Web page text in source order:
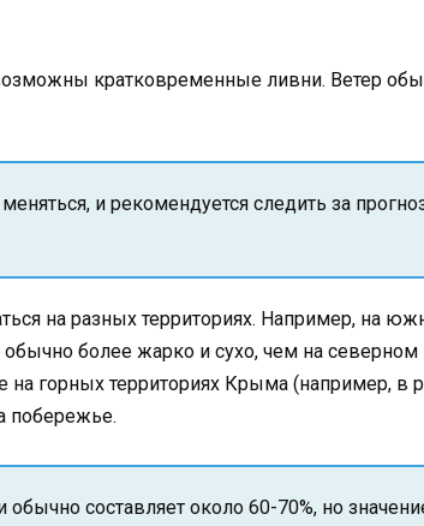
кратковременные ливни. Ветер
и рекомендуется следить за
на разных территориях. Например, на
более жарко и сухо, чем на
на горных территориях Крыма (например, в
побережье.
обычно составляет около 60-70%, но